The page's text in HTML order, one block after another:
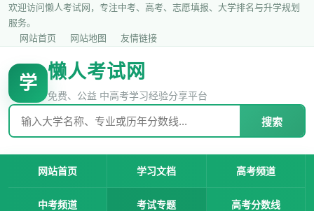
欢迎访问懒人考试网，专注中考、高考、志愿填报、大学排名与升学规划
服务。
网站首页
网站地图 友情链接
学
懒人考试网
免费、公益 中高考学习经验分享平台
搜索
网站首页 学习文档 高考频道
中考频道 考试专题 高考分数线